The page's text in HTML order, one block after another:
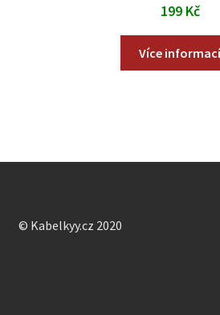
199 Kč
Více informací
© Kabelkyy.cz 2020